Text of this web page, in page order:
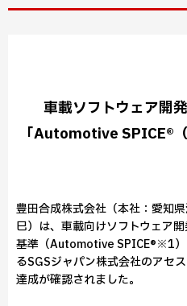
車載ソフトウェア開
「Automotive SPICE®
豊田合成株式会社（本社：愛知
巳）は、車載向けソフトウェア
基準（Automotive SPICE®※1）
るSGSジャパン株式会社のアセ
達成が確認されました。